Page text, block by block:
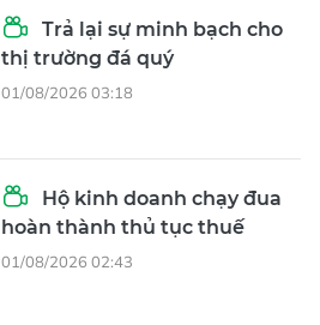
Trả lại sự minh bạch cho
thị trường đá quý
01/08/2026 03:18
Hộ kinh doanh chạy đua
hoàn thành thủ tục thuế
01/08/2026 02:43